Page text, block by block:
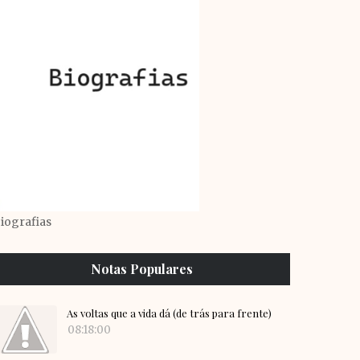
Notas Populares
As voltas que a vida dá (de trás para frente)
08:18:00